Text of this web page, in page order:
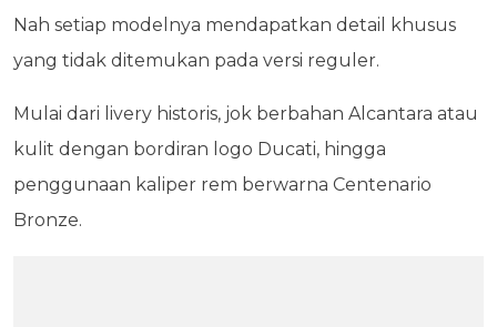
Nah setiap modelnya mendapatkan detail khusus
yang tidak ditemukan pada versi reguler.
Mulai dari livery historis, jok berbahan Alcantara atau
kulit dengan bordiran logo Ducati, hingga
penggunaan kaliper rem berwarna Centenario
Bronze.